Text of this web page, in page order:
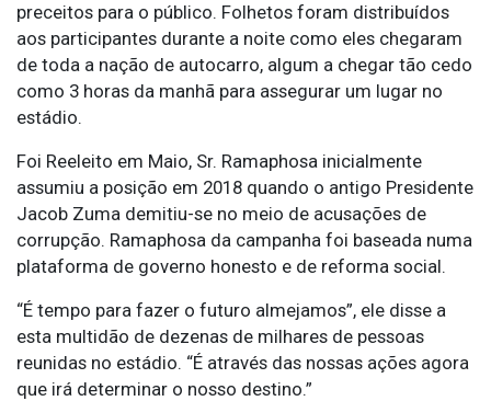
preceitos para o público. Folhetos foram distribuídos
aos participantes durante a noite como eles chegaram
de toda a nação de autocarro, algum a chegar tão cedo
como 3 horas da manhã para assegurar um lugar no
estádio.
Foi Reeleito em Maio, Sr. Ramaphosa inicialmente
assumiu a posição em 2018 quando o antigo Presidente
Jacob Zuma demitiu-se no meio de acusações de
corrupção. Ramaphosa da campanha foi baseada numa
plataforma de governo honesto e de reforma social.
“É tempo para fazer o futuro almejamos”, ele disse a
esta multidão de dezenas de milhares de pessoas
reunidas no estádio. “É através das nossas ações agora
que irá determinar o nosso destino.”